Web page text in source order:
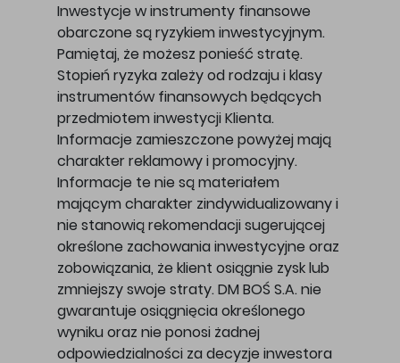
Inwestycje w instrumenty finansowe
obarczone są ryzykiem inwestycyjnym.
Pamiętaj, że możesz ponieść stratę.
Stopień ryzyka zależy od rodzaju i klasy
instrumentów finansowych będących
przedmiotem inwestycji Klienta.
Informacje zamieszczone powyżej mają
charakter reklamowy i promocyjny.
Informacje te nie są materiałem
mającym charakter zindywidualizowany i
nie stanowią rekomendacji sugerującej
określone zachowania inwestycyjne oraz
zobowiązania, że klient osiągnie zysk lub
zmniejszy swoje straty. DM BOŚ S.A. nie
gwarantuje osiągnięcia określonego
wyniku oraz nie ponosi żadnej
odpowiedzialności za decyzje inwestora